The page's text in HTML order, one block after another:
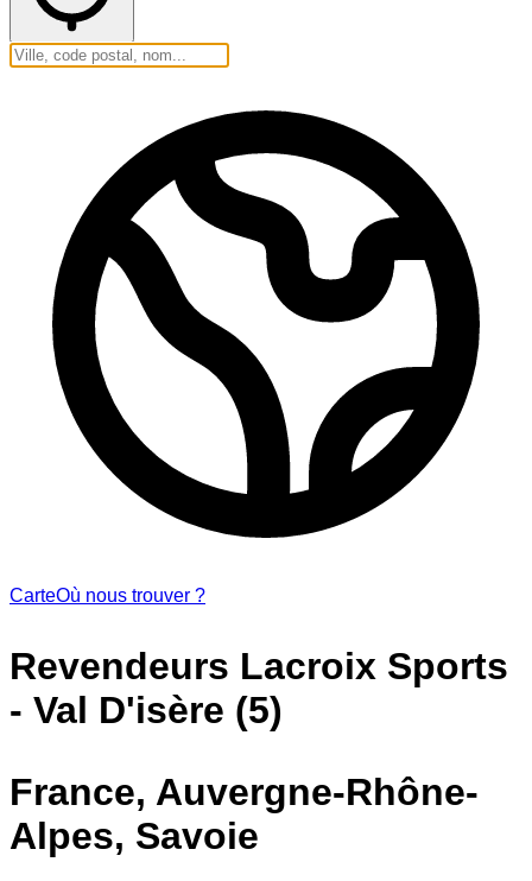
CarteOù nous trouver ?
Revendeurs Lacroix Sports
- Val D'isère (5)
France, Auvergne-Rhône-
Alpes, Savoie